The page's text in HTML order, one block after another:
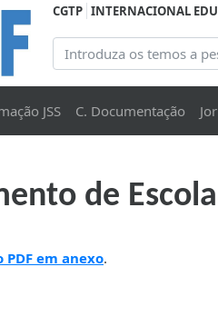
CGTP INTERNACIONAL
JSS C. Documentação
de
em anexo.